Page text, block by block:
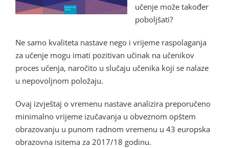
učenje može također
poboljšati?
Ne samo kvaliteta nastave nego i vrijeme raspolaganja
za učenje mogu imati pozitivan učinak na učenikov
proces učenja, naročito u slučaju učenika koji se nalaze
u nepovoljnom položaju.
Ovaj izvještaj o vremenu nastave analizira preporučeno
minimalno vrijeme izučavanja u obveznom opštem
obrazovanju u punom radnom vremenu u 43 europska
obrazovna isitema za 2017/18 godinu.